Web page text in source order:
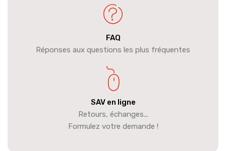
FAQ
Réponses aux questions les plus fréquentes
SAV en ligne
Retours, échanges...
Formulez votre demande !